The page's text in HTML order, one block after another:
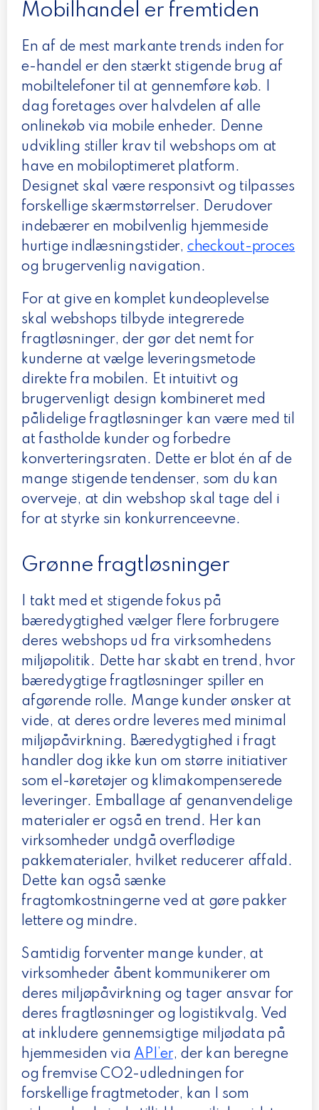
Mobilhandel er fremtiden
En af de mest markante trends inden for
e-handel er den stærkt stigende brug af
mobiltelefoner til at gennemføre køb. I
dag foretages over halvdelen af alle
onlinekøb via mobile enheder. Denne
udvikling stiller krav til webshops om at
have en mobiloptimeret platform.
Designet skal være responsivt og tilpasses
forskellige skærmstørrelser. Derudover
indebærer en mobilvenlig hjemmeside
hurtige indlæsningstider, checkout-proces
og brugervenlig navigation.
For at give en komplet kundeoplevelse
skal webshops tilbyde integrerede
fragtløsninger, der gør det nemt for
kunderne at vælge leveringsmetode
direkte fra mobilen. Et intuitivt og
brugervenligt design kombineret med
pålidelige fragtløsninger kan være med til
at fastholde kunder og forbedre
konverteringsraten. Dette er blot én af de
mange stigende tendenser, som du kan
overveje, at din webshop skal tage del i
for at styrke sin konkurrenceevne.
Grønne fragtløsninger
I takt med et stigende fokus på
bæredygtighed vælger flere forbrugere
deres webshops ud fra virksomhedens
miljøpolitik. Dette har skabt en trend, hvor
bæredygtige fragtløsninger spiller en
afgørende rolle. Mange kunder ønsker at
vide, at deres ordre leveres med minimal
miljøpåvirkning. Bæredygtighed i fragt
handler dog ikke kun om større initiativer
som el-køretøjer og klimakompenserede
leveringer. Emballage af genanvendelige
materialer er også en trend. Her kan
virksomheder undgå overflødige
pakkematerialer, hvilket reducerer affald.
Dette kan også sænke
fragtomkostningerne ved at gøre pakker
lettere og mindre.
Samtidig forventer mange kunder, at
virksomheder åbent kommunikerer om
deres miljøpåvirkning og tager ansvar for
deres fragtløsninger og logistikvalg. Ved
at inkludere gennemsigtige miljødata på
hjemmesiden via API’er, der kan beregne
og fremvise CO2-udledningen for
forskellige fragtmetoder, kan I som